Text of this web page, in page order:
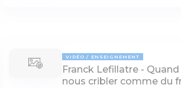
VIDÉO ENSEIGNEMENT
Franck Lefillatre -
nous cribler comme du